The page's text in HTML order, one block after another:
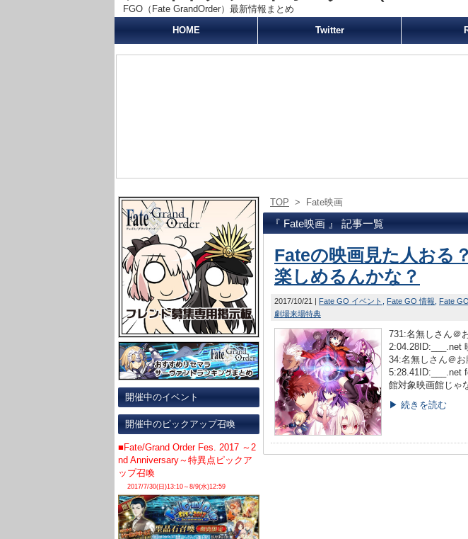
FGO（Fate GrandOrder）最新情報まとめ
HOME
Twitter
開催中のイベント
開催中のピックアップ召喚
■Fate/Grand Order Fes. 2017 ～2
nd Anniversary～特異点ピックア
ップ召喚
2017/7/30(日)13:10～8/9(水)12:59
TOP > Fate映画
『 Fate映画 』 記事一覧
Fateの映画見た人おる
楽しめるんかな？
2017/10/21 Fate GO イベント Fate GO 情報 Fate
劇場来場特典
731:名無しさん＠
2:04.28ID:___.net
34:名無しさん＠
5:28.41ID:___.net
館対象映画館じゃ
▶ 続きを読む